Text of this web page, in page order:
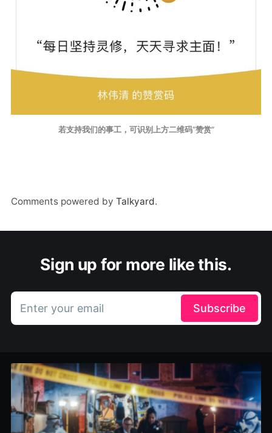
若支持我们的事工，可识别上方二维码“赞赏”
Comments powered by Talkyard.
Sign up for more like this.
Enter your email Subscribe